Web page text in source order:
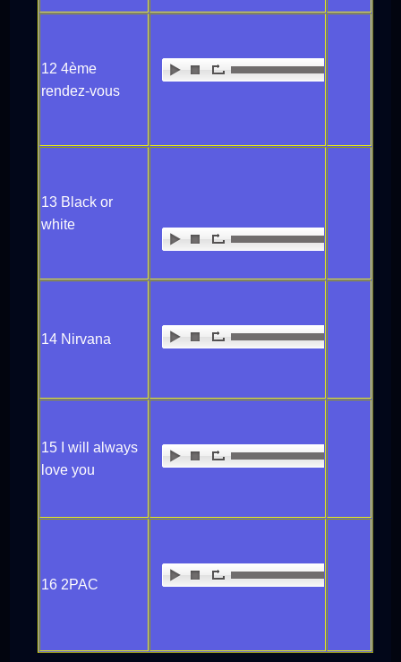
12 4ème
rendez-vous
13 Black or
white
14 Nirvana
15 I will always
love you
16 2PAC